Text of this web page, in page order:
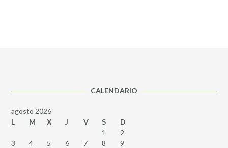
CALENDARIO
agosto 2026
L
M X J V S
D
1
2
3
4 5 6 7 8
9